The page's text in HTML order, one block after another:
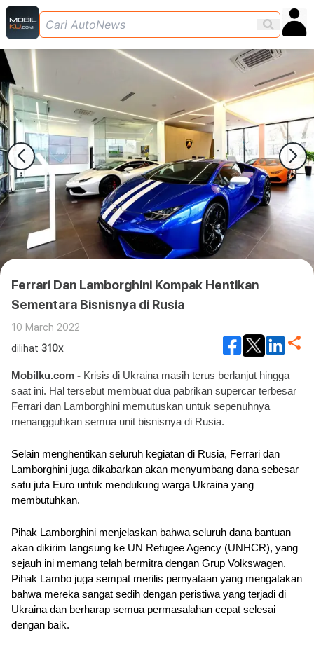
Ferrari Dan Lamborghini Kompak Hentikan
Sementara Bisnisnya di Rusia
10 March 2022
dilihat 310x
Mobilku.com - Krisis di Ukraina masih terus berlanjut hingga
saat ini. Hal tersebut membuat dua pabrikan supercar terbesar
Ferrari dan Lamborghini memutuskan untuk sepenuhnya
menangguhkan semua unit bisnisnya di Rusia.
Selain menghentikan seluruh kegiatan di Rusia, Ferrari dan
Lamborghini juga dikabarkan akan menyumbang dana sebesar
satu juta Euro untuk mendukung warga Ukraina yang
membutuhkan.
Pihak Lamborghini menjelaskan bahwa seluruh dana bantuan
akan dikirim langsung ke UN Refugee Agency (UNHCR), yang
sejauh ini memang telah bermitra dengan Grup Volkswagen.
Pihak Lambo juga sempat merilis pernyataan yang mengatakan
bahwa mereka sangat sedih dengan peristiwa yang terjadi di
Ukraina dan berharap semua permasalahan cepat selesai
dengan baik.